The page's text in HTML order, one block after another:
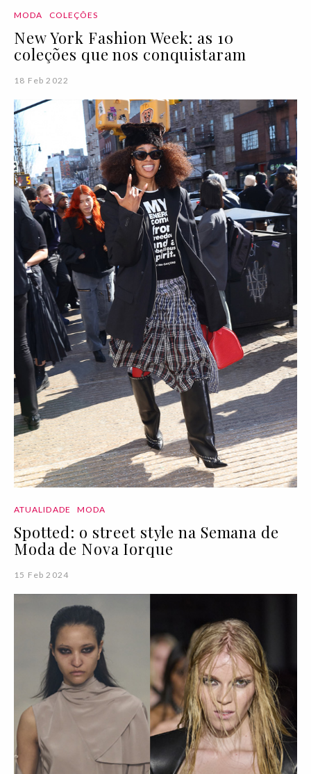
MODA COLEÇÕES
New York Fashion Week: as 10
coleções que nos conquistaram
18 Feb 2022
ATUALIDADE MODA
Spotted: o street style na Semana de
Moda de Nova Iorque
15 Feb 2024